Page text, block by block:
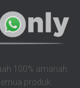
100% amanah
produk.